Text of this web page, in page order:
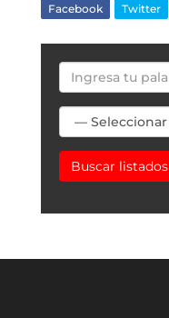
Facebook Twitter
Buscar listados